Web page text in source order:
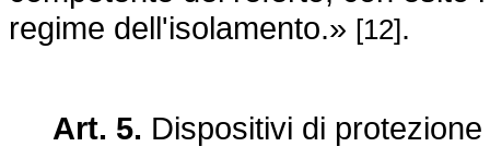
regime dell'isolamento.» [12].
Art. 5. Dispositivi di